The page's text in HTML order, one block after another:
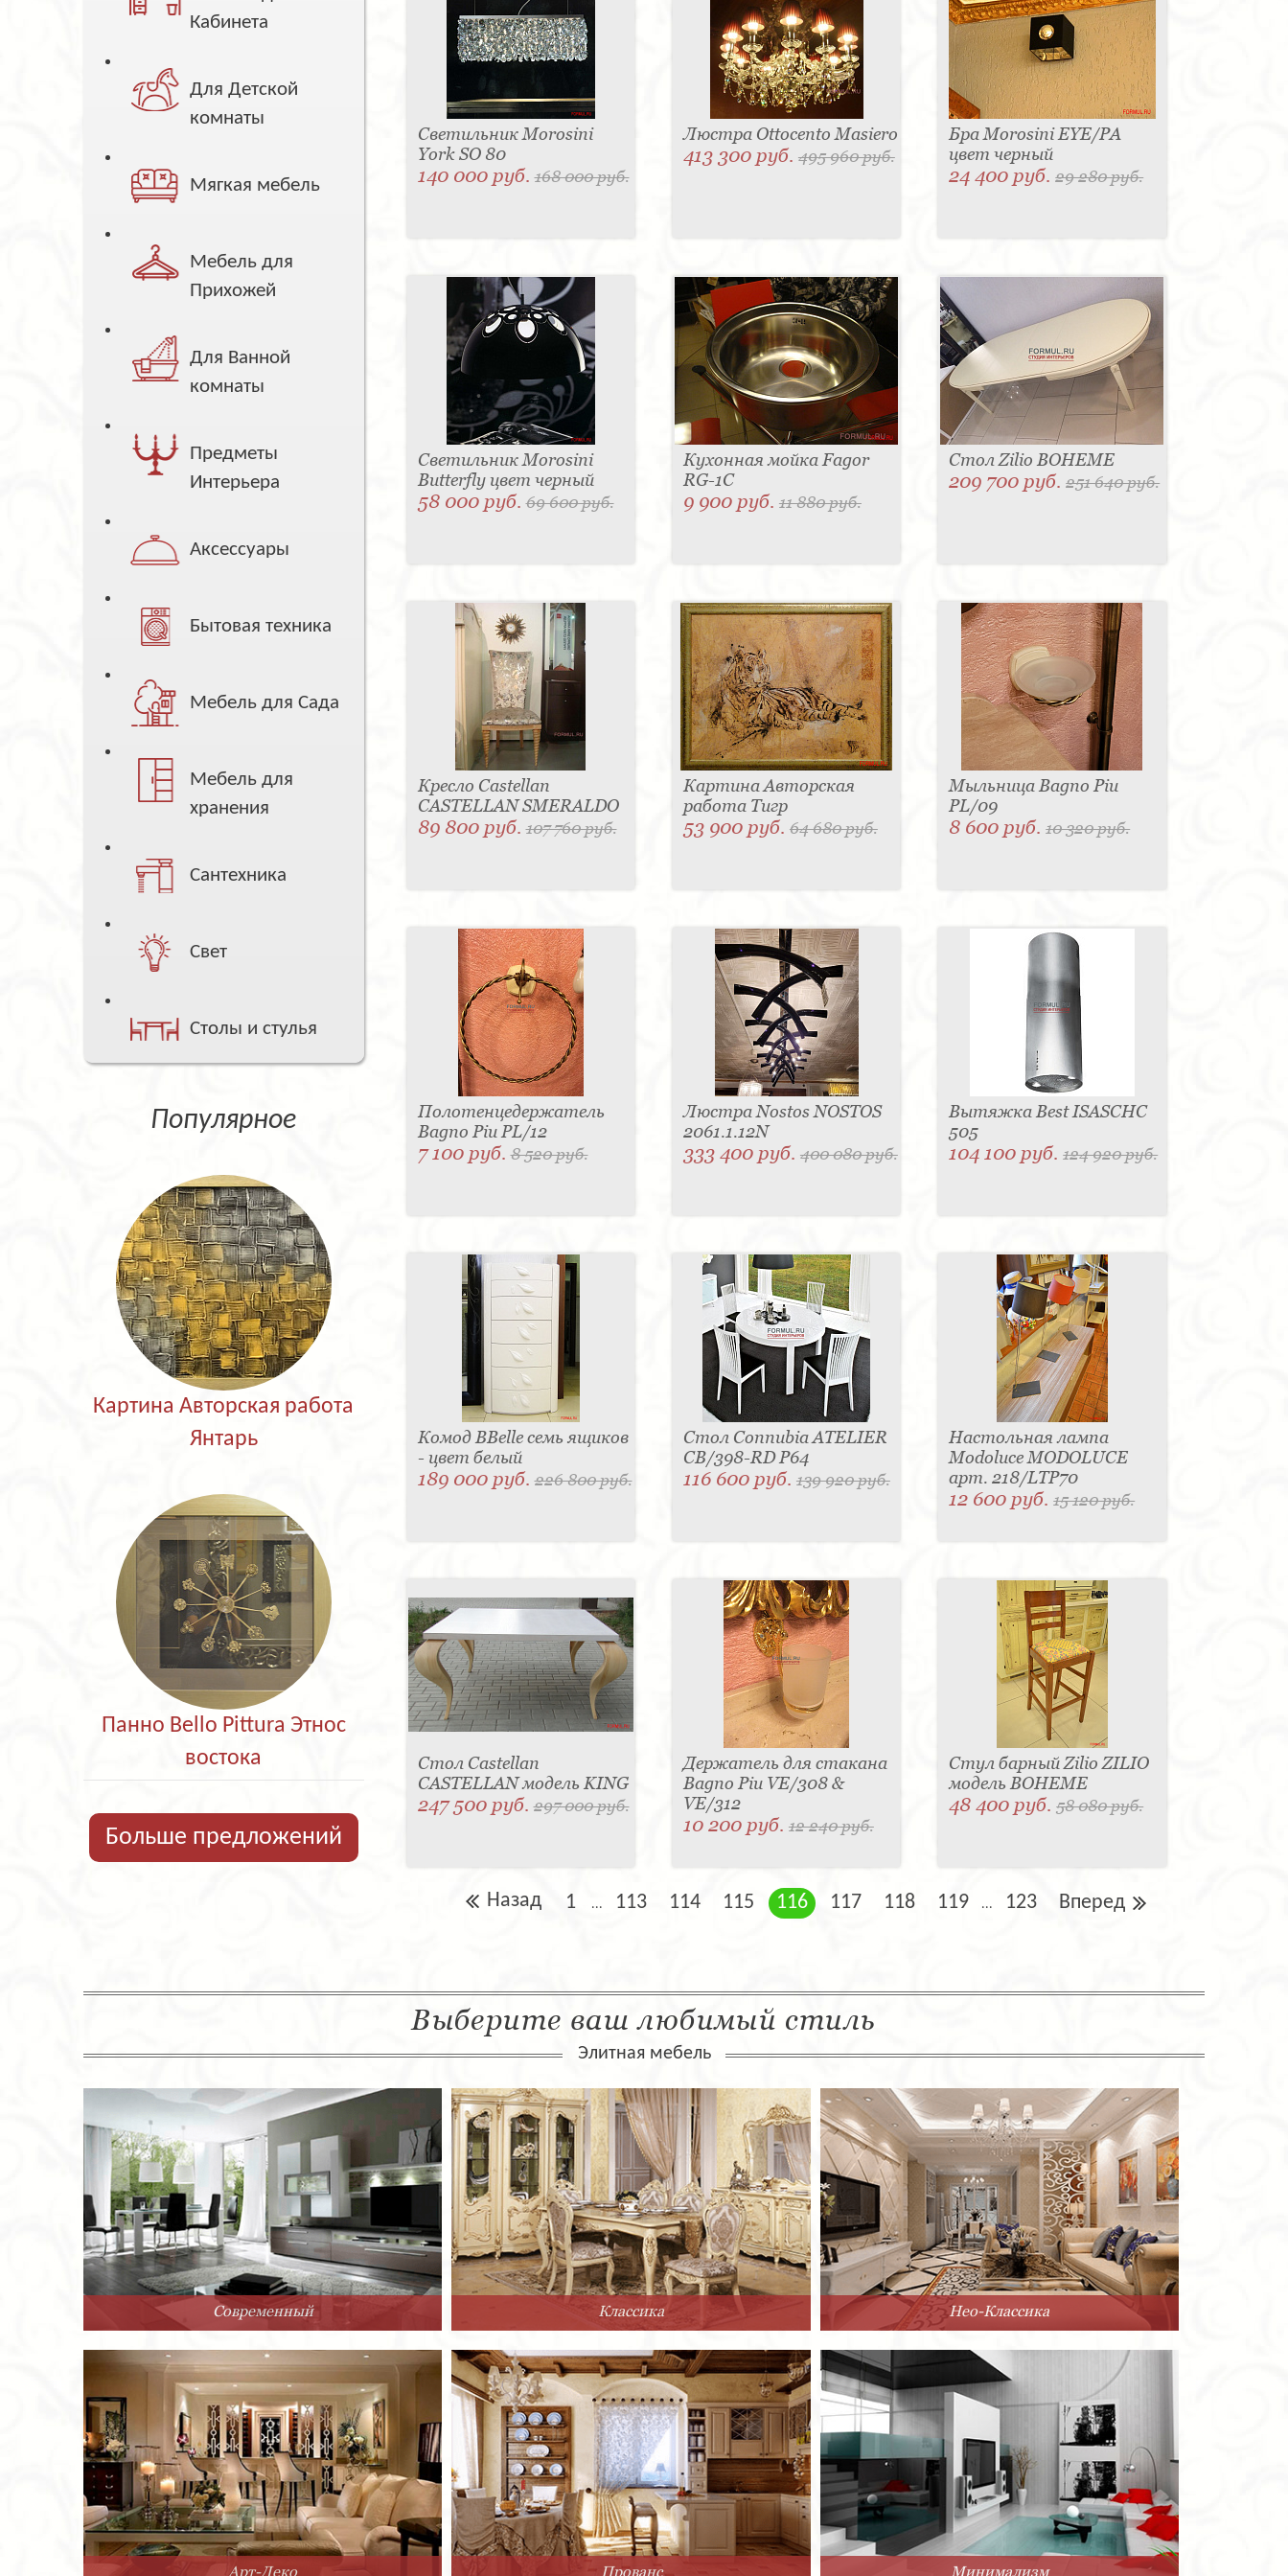
Кабинета
Для Детской
комнаты
Мягкая мебель
Мебель для
Прихожей
Для Ванной
комнаты
Предметы
Интерьера
Аксессуары
Бытовая техника
Мебель для Сада
Мебель для
хранения
Сантехника
Свет
Столы и стулья
Популярное
Картина Авторская работа
Янтарь
Панно Bello Pittura Этнос
востока
Больше предложений
Светильник Morosini
York SO 80
140 000 руб.168 000 руб.
Люстра Ottocento Masiero
413 300 руб. 495 960 руб.
Бра Morosini EYE/PA
цвет черный
24 400 руб.29 280 руб.
Светильник Morosini
Butterfly цвет черный
58 000 руб.69 600 руб.
Кухонная мойка Fagor
RG-1C
9 900 руб. 11 880 руб.
Стол Zilio BOHEME
209 700 руб.251 640 руб.
Кресло Castellan
CASTELLAN SMERALDO
89 800 руб.107 760 руб.
Картина Авторская
работа Тигр
53 900 руб. 64 680 руб.
Мыльница Bagno Piu
PL/09
8 600 руб.10 320 руб.
Полотенцедержатель
Bagno Piu PL/12
7 100 руб.8 520 руб.
Люстра Nostos NOSTOS
2061.1.12N
333 400 руб. 400 080 руб.
Вытяжка Best ISASCHC
505
104 100 руб.124 920 руб.
Комод BBelle семь ящиков
- цвет белый
189 000 руб.226 800 руб.
Стол Connubia ATELIER
CB/398-RD P64
116 600 руб. 139 920 руб.
Настольная лампа
Modoluce MODOLUCE
арт. 218/LTP70
12 600 руб.15 120 руб.
Стол Castellan
CASTELLAN модель KING
247 500 руб.297 000 руб.
Держатель для стакана
Bagno Piu VE/308 &
VE/312
10 200 руб. 12 240 руб.
Стул барный Zilio ZILIO
модель BOHEME
48 400 руб.58 080 руб.
Назад 1 ... 113 114 115 116 117 118 119 ... 123 Вперед
Выберите ваш любимый стиль
Элитная мебель
Современный Классика Нео-Классика
Арт-Деко Прованс Минимализм